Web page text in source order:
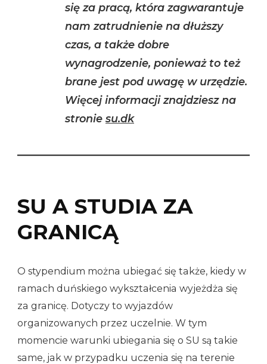
się za pracą, która zagwarantuje
nam zatrudnienie na dłuższy
czas, a także dobre
wynagrodzenie, ponieważ to też
brane jest pod uwagę w urzędzie.
Więcej informacji znajdziesz na
stronie su.dk
SU A STUDIA ZA
GRANICĄ
O stypendium można ubiegać się także, kiedy w
ramach duńskiego wykształcenia wyjeżdża się
za granicę. Dotyczy to wyjazdów
organizowanych przez uczelnie. W tym
momencie warunki ubiegania się o SU są takie
same, jak w przypadku uczenia się na terenie